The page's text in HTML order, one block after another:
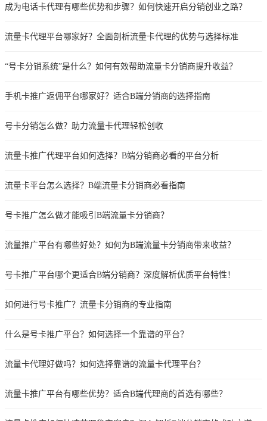
成为电话卡代理有哪些优势和步骤？如何快速开启分销创业之路？
流量卡代理平台哪家好？全面剖析流量卡代理的优势与选择标准
“号卡分销系统”是什么？如何有效帮助流量卡分销商提升收益？
手机卡推广返佣平台哪家好？适合B端分销商的选择指南
号卡分销怎么做？助力流量卡代理轻松创收
流量卡推广代理平台如何选择？B端分销商必看的平台分析
流量卡平台怎么选择？B端流量卡分销商必看指南
号卡推广怎么做才能吸引B端流量卡分销商？
流量推广平台有哪些好处？如何为B端流量卡分销商带来收益？
号卡推广平台哪个更适合B端分销商？深度解析优质平台特性！
如何进行号卡推广？流量卡分销商的专业指南
什么是号卡推广平台？如何选择一个靠谱的平台？
流量卡代理好做吗？如何选择靠谱的流量卡代理平台？
流量卡推广平台有哪些优势？适合B端代理商的首选有哪些？